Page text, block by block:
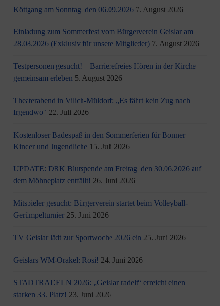
Köttgang am Sonntag, den 06.09.2026 7. August 2026
Einladung zum Sommerfest vom Bürgerverein Geislar am
28.08.2026 (Exklusiv für unsere Mitglieder) 7. August 2026
Testpersonen gesucht! – Barrierefreies Hören in der Kirche
gemeinsam erleben 5. August 2026
Theaterabend in Vilich-Müldorf: „Es fährt kein Zug nach
Irgendwo“ 22. Juli 2026
Kostenloser Badespaß in den Sommerferien für Bonner
Kinder und Jugendliche 15. Juli 2026
UPDATE: DRK Blutspende am Freitag, den 30.06.2026 auf
dem Möhneplatz entfällt! 26. Juni 2026
Mitspieler gesucht: Bürgerverein startet beim Volleyball-
Gerümpelturnier 25. Juni 2026
TV Geislar lädt zur Sportwoche 2026 ein 25. Juni 2026
Geislars WM-Orakel: Rosi! 24. Juni 2026
STADTRADELN 2026: „Geislar radelt“ erreicht einen
starken 33. Platz! 23. Juni 2026